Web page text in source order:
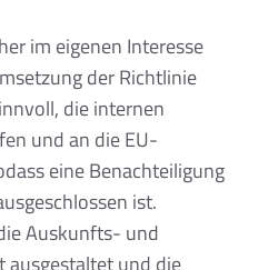
im eigenen Interesse
der Richtlinie
die internen
und an die EU-
eine Benachteiligung
ist.
Auskunfts- und
und die